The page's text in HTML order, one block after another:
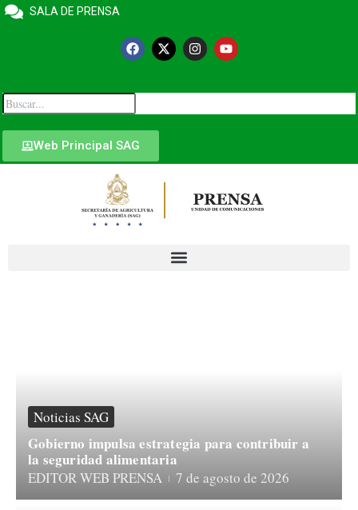
SALA DE PRENSA
Web Principal SAG
Noticias SAG
Gobierno impulsa estrategia para contribuir a
la seguridad alimentaria
EDITOR WEB PRENSA 7 de agosto de 2026